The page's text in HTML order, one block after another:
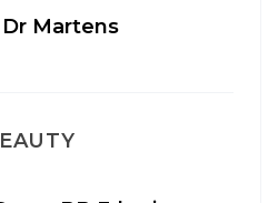
Martens